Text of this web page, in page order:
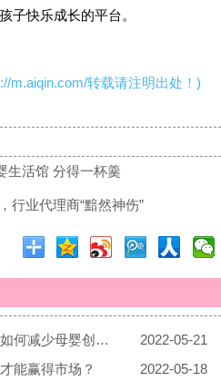
子快乐成长的平台。
m.aiqin.com/转载请注明出处！)
生活馆 分得一杯羹
行业代理商“黯然神伤”
母婴市场竞争持续加剧，如何减少母婴创业的风险
2022-05-21
能赢得市场？
2022-05-18